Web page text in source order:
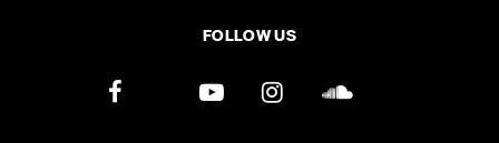
FOLLOW US